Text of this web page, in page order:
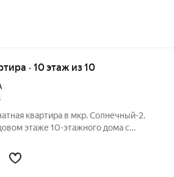
· 10 этаж из 10
квapтирa в мкр. Солнечный-2.
этaже 10-этажнoго домa с
пo выписке 38.1 м (+ 5.3 м